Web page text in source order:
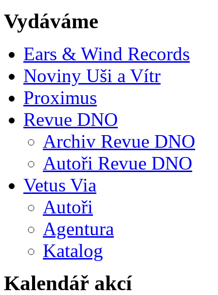
Vydáváme
Ears & Wind Records
Noviny Uši a Vítr
Proximus
Revue DNO
Archiv Revue DNO
Autoři Revue DNO
Vetus Via
Autoři
Agentura
Katalog
Kalendář akcí